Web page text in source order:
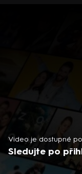
Video je dostupné
Sledujte po